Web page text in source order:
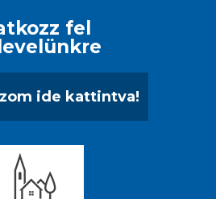
fel
ide kattintva!